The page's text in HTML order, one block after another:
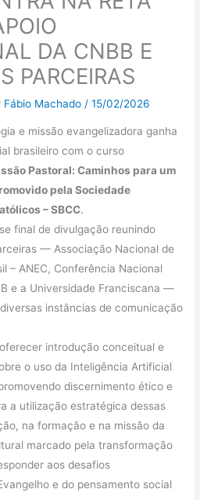
DA CNBB E
PARCEIRAS
Fábio Machado /15/02/2026
e missão evangelizadora ganha
brasileiro com o curso
Pastoral: Caminhos para um
pela Sociedade
– SBCC.
final de divulgação reunindo
— Associação Nacional de
– ANEC, Conferência Nacional
e a Universidade Franciscana —
instâncias de comunicação
introdução conceitual e
o uso da Inteligência Artificial
discernimento ético e
a utilização estratégica dessas
na formação e na missão da
marcado pela transformação
aos desafios
e do pensamento social